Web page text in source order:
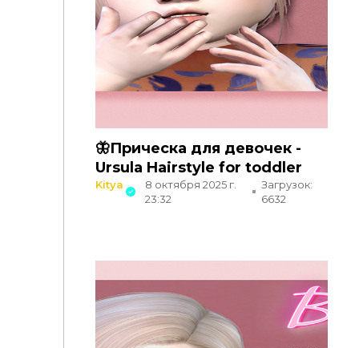
🦋Прическа для девочек -
Ursula Hairstyle for toddler
Kitya
8 октября 2025 г.
23:32
Загрузок:
6632